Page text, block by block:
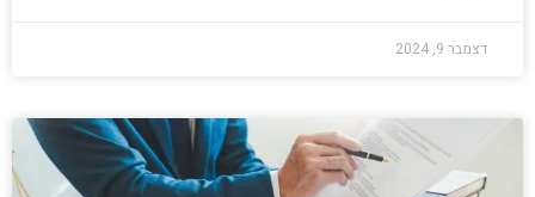
דצמבר 9, 2024